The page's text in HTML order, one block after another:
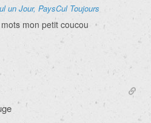
un Jour, PaysCul Toujours
mon petit coucou